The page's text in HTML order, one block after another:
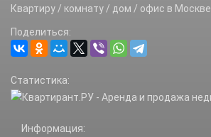
Квартиру / комнату / дом / офис в Москве
Поделиться:
Статистика:
Информация: